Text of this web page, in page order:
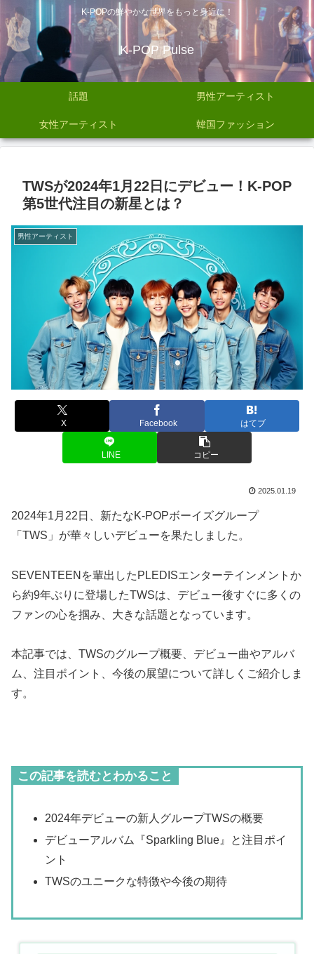
K-POPの鮮やかな世界をもっと身近に！
K-POP Pulse
話題 男性アーティスト
女性アーティスト 韓国ファッション
TWSが2024年1月22日にデビュー！K-POP
第5世代注目の新星とは？
男性アーティスト
X Facebook はてブ
LINE コピー
2025.01.19
2024年1月22日、新たなK-POPボーイズグループ
「TWS」が華々しいデビューを果たしました。
SEVENTEENを輩出したPLEDISエンターテインメントか
ら約9年ぶりに登場したTWSは、デビュー後すぐに多くの
ファンの心を掴み、大きな話題となっています。
本記事では、TWSのグループ概要、デビュー曲やアルバ
ム、注目ポイント、今後の展望について詳しくご紹介しま
す。
この記事を読むとわかること
2024年デビューの新人グループTWSの概要
デビューアルバム『Sparkling Blue』と注目ポイ
ント
TWSのユニークな特徴や今後の期待